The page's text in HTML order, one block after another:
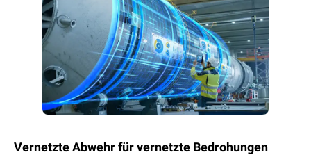
Vernetzte Abwehr für vernetzte Bedrohungen